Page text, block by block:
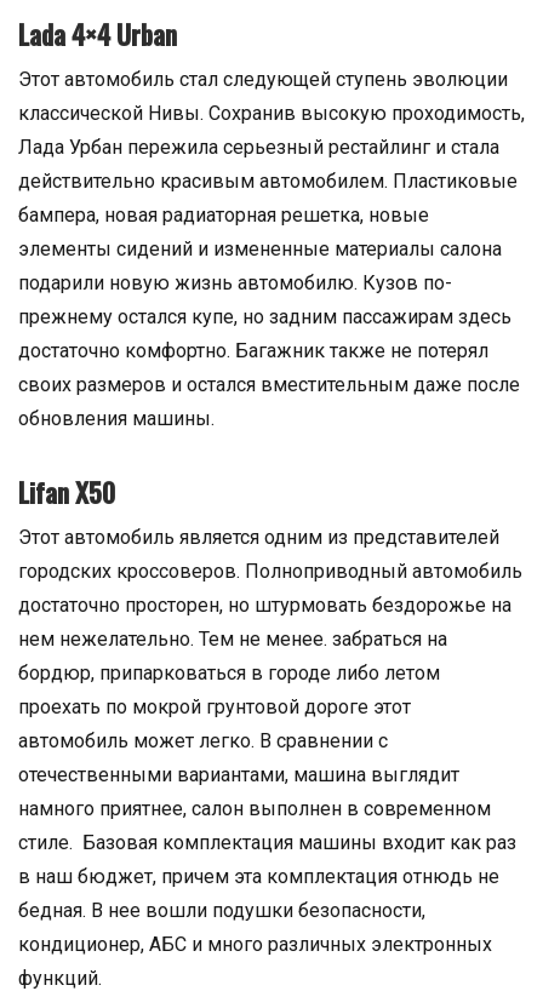
Lada 4×4 Urban
Этот автомобиль стал следующей ступень эволюции
классической Нивы. Сохранив высокую проходимость,
Лада Урбан пережила серьезный рестайлинг и стала
действительно красивым автомобилем. Пластиковые
бампера, новая радиаторная решетка, новые
элементы сидений и измененные материалы салона
подарили новую жизнь автомобилю. Кузов по-
прежнему остался купе, но задним пассажирам здесь
достаточно комфортно. Багажник также не потерял
своих размеров и остался вместительным даже после
обновления машины.
Lifan X50
Этот автомобиль является одним из представителей
городских кроссоверов. Полноприводный автомобиль
достаточно просторен, но штурмовать бездорожье на
нем нежелательно. Тем не менее. забраться на
бордюр, припарковаться в городе либо летом
проехать по мокрой грунтовой дороге этот
автомобиль может легко. В сравнении с
отечественными вариантами, машина выглядит
намного приятнее, салон выполнен в современном
стиле. Базовая комплектация машины входит как раз
в наш бюджет, причем эта комплектация отнюдь не
бедная. В нее вошли подушки безопасности,
кондиционер, АБС и много различных электронных
функций.